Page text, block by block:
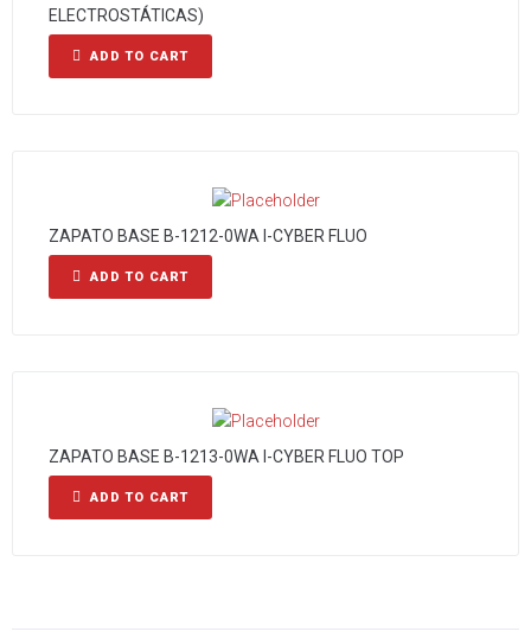
ELECTROSTÁTICAS)
ADD TO CART
ZAPATO BASE B-1212-0WA I-CYBER FLUO
ADD TO CART
ZAPATO BASE B-1213-0WA I-CYBER FLUO TOP
ADD TO CART